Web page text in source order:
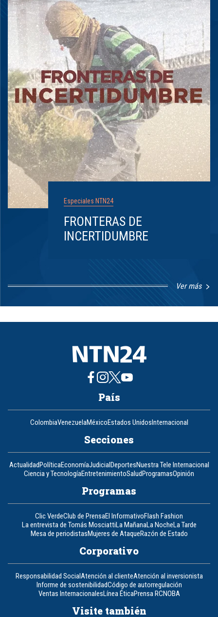
Especiales NTN24
FRONTERAS DE
INCERTIDUMBRE
Ver más
8
País
ColombiaVenezuelaMéxicoEstados UnidosInternacional
Secciones
ActualidadPolíticaEconomíaJudicialDeportesNuestra Tele Internacional
Ciencia y TecnologíaEntretenimientoSaludProgramasOpinión
Programas
Clic VerdeClub de PrensaEl InformativoFlash Fashion
La entrevista de Tomás MosciattiLa MañanaLa NocheLa Tarde
Mesa de periodistasMujeres de AtaqueRazón de Estado
Corporativo
Responsabilidad SocialAtención al clienteAtención al inversionista
Informe de sostenibilidadCódigo de autorregulación
Ventas InternacionalesLínea ÉticaPrensa RCNOBA
Visite también